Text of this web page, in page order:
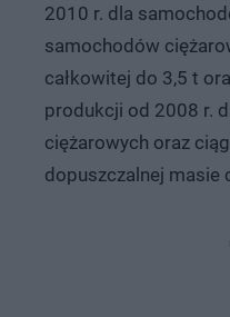
2010 r. dla
samochodów
całkowitej do 3,5 t
produkcji od 2008 r.
ciężarowych oraz
dopuszczalnej masie